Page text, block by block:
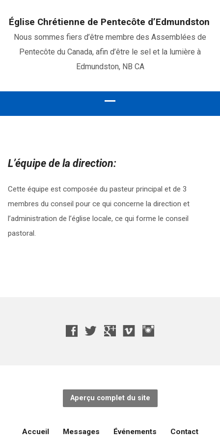
Église Chrétienne de Pentecôte d’Edmundston
Nous sommes fiers d’être membre des Assemblées de
Pentecôte du Canada, afin d’être le sel et la lumière à
Edmundston, NB CA
L’équipe de la direction:
Cette équipe est composée du pasteur principal et de 3
membres du conseil pour ce qui concerne la direction et
l’administration de l’église locale, ce qui forme le conseil
pastoral.
Aperçu complet du site
Accueil Messages Événements Contact